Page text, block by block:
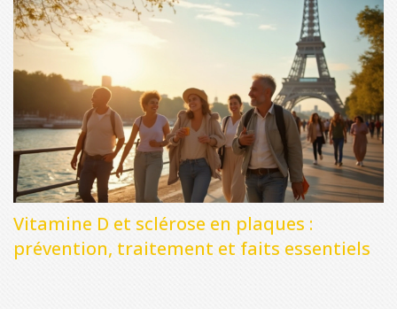
Vitamine D et sclérose en plaques :
prévention, traitement et faits essentiels